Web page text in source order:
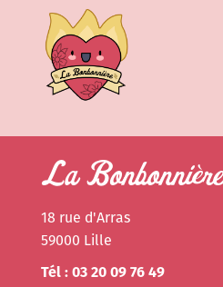
La Bonbonnière
18 rue d'Arras
59000 Lille
Tél : 03 20 09 76 49